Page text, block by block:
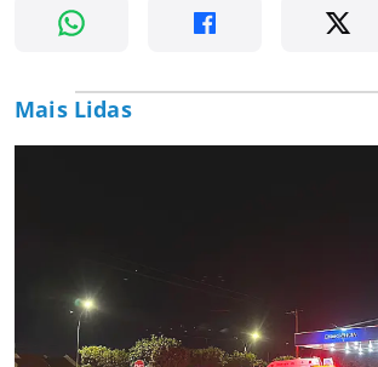
Mais Lidas